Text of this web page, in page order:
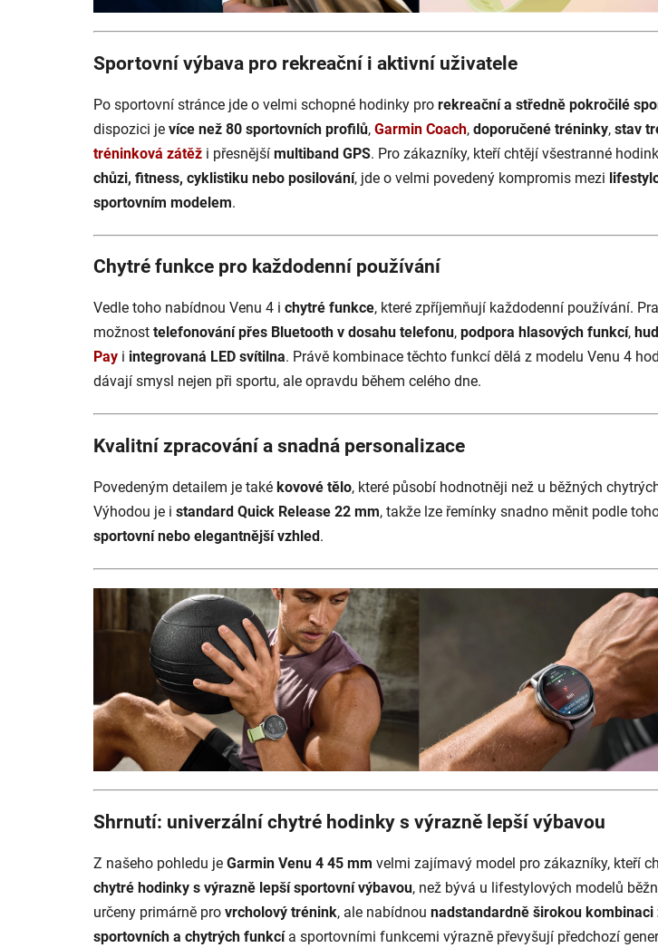
Sportovní výbava pro rekreační i aktivní uživatele
Po sportovní stránce jde o velmi schopné hodinky pro rekreační a středně pokročilé
dispozici je více než 80 sportovních profilů, Garmin Coach, doporučené tréninky, stav
tréninková zátěž i přesnější multiband GPS. Pro zákazníky, kteří chtějí všestranné
chůzi, fitness, cyklistiku nebo posilování, jde o velmi povedený kompromis mezi
sportovním modelem.
Chytré funkce pro každodenní používání
Vedle toho nabídnou Venu 4 i chytré funkce, které zpříjemňují každodenní používání.
možnost telefonování přes Bluetooth v dosahu telefonu, podpora hlasových funkcí,
Pay i integrovaná LED svítilna. Právě kombinace těchto funkcí dělá z modelu Venu 4
dávají smysl nejen při sportu, ale opravdu během celého dne.
Kvalitní zpracování a snadná personalizace
Povedeným detailem je také kovové tělo, které působí hodnotněji než u běžných
Výhodou je i standard Quick Release 22 mm, takže lze řemínky snadno měnit podle
sportovní nebo elegantnější vzhled.
Shrnutí: univerzální chytré hodinky s výrazně lepší výbavou
Z našeho pohledu je Garmin Venu 4 45 mm velmi zajímavý model pro zákazníky, kteří
chytré hodinky s výrazně lepší sportovní výbavou, než bývá u lifestylových modelů
určeny primárně pro vrcholový trénink, ale nabídnou nadstandardně širokou kombinaci
sportovních a chytrých funkcía sportovními funkcemi výrazně převyšují předchozí